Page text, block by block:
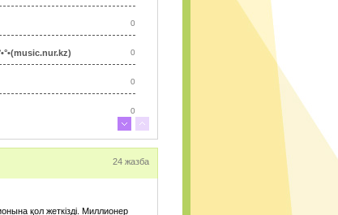
0
0
0
0
0
24 жазба
қол жеткізді. Миллионер